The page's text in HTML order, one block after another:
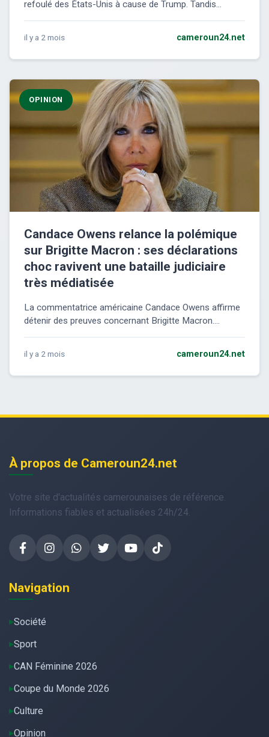
refoulé des États-Unis à cause de Trump. Tandis...
il y a 2 mois cameroun24.net
OPINION
Candace Owens relance la polémique
sur Brigitte Macron : ses déclarations
choc ravivent une bataille judiciaire
très médiatisée
La commentatrice américaine Candace Owens affirme
détenir des preuves concernant Brigitte Macron....
il y a 2 mois cameroun24.net
À propos de Cameroun24.net
Votre site d'actualités camerounaises de référence.
Informations fiables et actualisées 24h/24.
Navigation
Société
Sport
CAN Féminine 2026
Coupe du Monde 2026
Culture
Opinion